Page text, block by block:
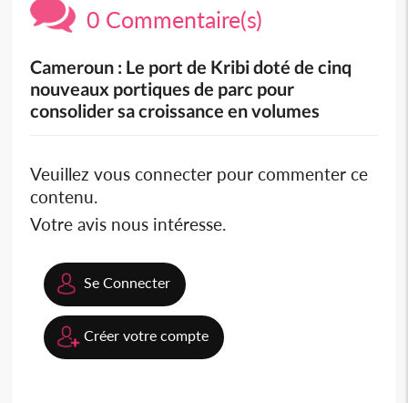
0 Commentaire(s)
Cameroun : Le port de Kribi doté de cinq
nouveaux portiques de parc pour
consolider sa croissance en volumes
Veuillez vous connecter pour commenter ce
contenu.
Votre avis nous intéresse.
Se Connecter
Créer votre compte